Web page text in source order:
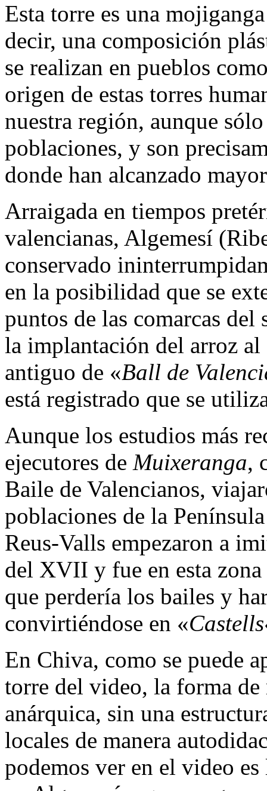
Esta torre es una
decir, una composición
se realizan en pueblos
origen de estas torres
nuestra región, aunque
poblaciones, y son
donde han alcanzado
Arraigada en tiempos
valencianas, Algemesí
conservado
en la posibilidad que se
puntos de las comarcas
la implantación del arroz
antiguo de «Ball de
está registrado que se
Aunque los estudios más
ejecutores de Muixeranga,
Baile de Valencianos,
poblaciones de la
Reus-Valls empezaron a
del XVII y fue en esta
que perdería los bailes y
convirtiéndose en «Castells
En Chiva, como se puede
torre del video, la forma de
anárquica, sin una
locales de manera
podemos ver en el video